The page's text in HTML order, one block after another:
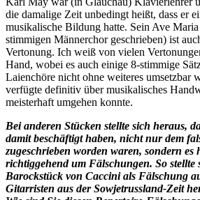
die damalige Zeit unbedingt heißt, dass er
musikalische Bildung hatte. Sein Ave
stimmigen Männerchor geschrieben) ist
Vertonung. Ich weiß von vielen
Hand, wobei es auch einige 8-stimmige
Laienchöre nicht ohne weiteres umsetzbar
verfügte definitiv über musikalisches
meisterhaft umgehen konnte.
Bei anderen Stücken stellte sich heraus,
damit beschäftigt haben, nicht nur dem
zugeschrieben worden waren, sondern es
richtiggehend um Fälschungen. So stellte
Barockstück von Caccini als Fälschung
Gitarristen aus der Sowjetrussland-Zeit